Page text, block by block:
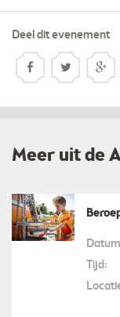
Deel dit evenement
Meer uit de
Tijd: